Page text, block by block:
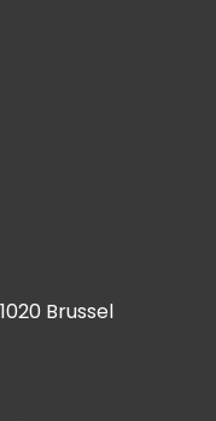
Brussel